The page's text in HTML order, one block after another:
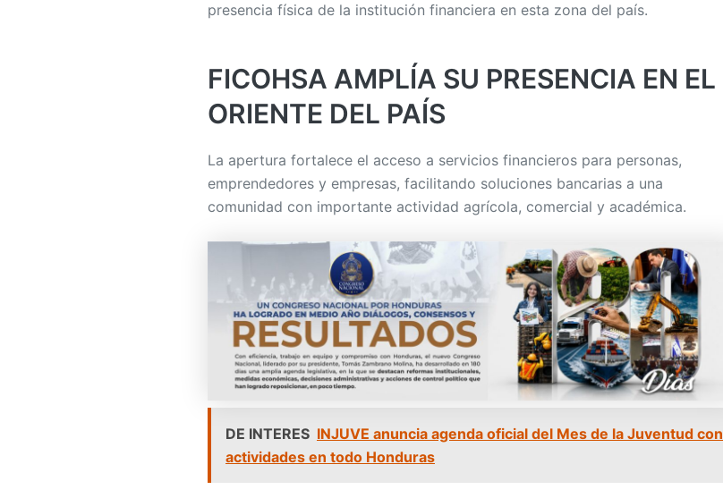
presencia física de la institución financiera en esta zona del país.
FICOHSA AMPLÍA SU PRESENCIA EN EL
ORIENTE DEL PAÍS
La apertura fortalece el acceso a servicios financieros para personas,
emprendedores y empresas, facilitando soluciones bancarias a una
comunidad con importante actividad agrícola, comercial y académica.
DE INTERES INJUVE anuncia agenda oficial del Mes de la Juventud con
actividades en todo Honduras